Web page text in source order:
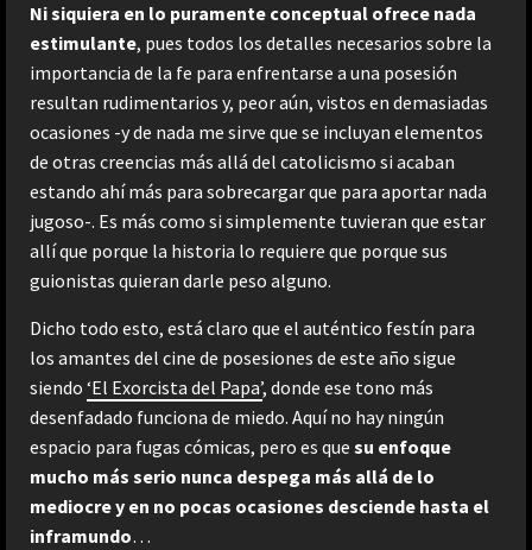
Ni siquiera en lo puramente conceptual ofrece nada
estimulante, pues todos los detalles necesarios sobre la
importancia de la fe para enfrentarse a una posesión
resultan rudimentarios y, peor aún, vistos en demasiadas
ocasiones -y de nada me sirve que se incluyan elementos
de otras creencias más allá del catolicismo si acaban
estando ahí más para sobrecargar que para aportar nada
jugoso-. Es más como si simplemente tuvieran que estar
allí que porque la historia lo requiere que porque sus
guionistas quieran darle peso alguno.
Dicho todo esto, está claro que el auténtico festín para
los amantes del cine de posesiones de este año sigue
siendo ‘El Exorcista del Papa’, donde ese tono más
desenfadado funciona de miedo. Aquí no hay ningún
espacio para fugas cómicas, pero es que su enfoque
mucho más serio nunca despega más allá de lo
mediocre y en no pocas ocasiones desciende hasta el
inframundo…